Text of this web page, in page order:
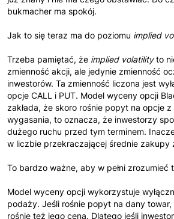
bukmacher ma spokój.
Jak to się teraz ma do poziomu implied
Trzeba pamiętać, że implied volatilityto
zmienność akcji, ale jedynie zmienność
inwestorów. Ta zmienność liczona jest
opcje CALL i PUT. Model wyceny opcji
zakłada, że skoro rośnie popyt na opcje
wygasania, to oznacza, że inwestorzy
dużego ruchu przed tym terminem.
w liczbie przekraczającej średnie zakupy
To bardzo ważne, aby w pełni zrozumieć
Model wyceny opcji wykorzystuje
podaży. Jeśli rośnie popyt na dany
rośnie też jego cena. Dlatego jeśli